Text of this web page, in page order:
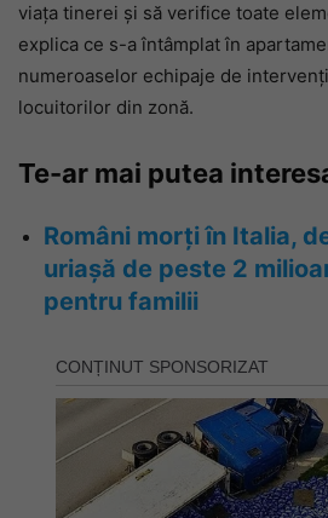
viața tinerei și să verifice toate
explica ce s-a întâmplat în
numeroaselor echipaje de
locuitorilor din zonă.
Te-ar mai putea
Români morți în Italia,
uriașă de peste 2
pentru familii